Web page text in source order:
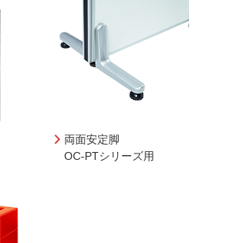
両面安定脚
OC-PTシリーズ用